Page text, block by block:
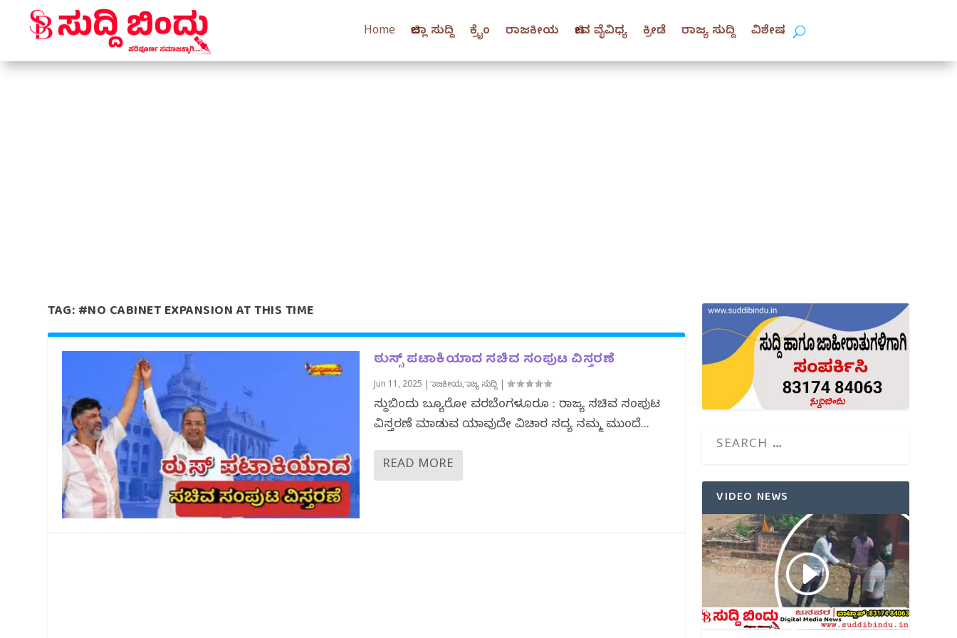
Home ಜಿಲ್ಲಾ ಸುದ್ದಿ ಕ್ರೈಂ ರಾಜಕೀಯ ಜೀವ ವೈವಿಧ್ಯ ಕ್ರೀಡೆ ರಾಜ್ಯ ಸುದ್ದಿ ವಿಶೇಷ
TAG:#NO CABINET EXPANSION AT THIS TIME
ಠುಸ್ಸ್ ಪಟಾಕಿಯಾದ ಸಚಿವ ಸಂಪುಟ ವಿಸ್ತರಣೆ
Jun 11, 2025 |ರಾಜಕೀಯ,ರಾಜ್ಯ ಸುದ್ದಿ|
ಸುದ್ದಿಬಿಂದು ಬ್ಯೂರೋ‌ ವರದಿಬೆಂಗಳೂರೂ : ರಾಜ್ಯ ಸಚಿವ ಸಂಪುಟ
ವಿಸ್ತರಣೆ ಮಾಡುವ ಯಾವುದೇ ವಿಚಾರ ಸದ್ಯ ನಮ್ಮ ಮುಂದೆ...
READ MORE
VIDEO NEWS